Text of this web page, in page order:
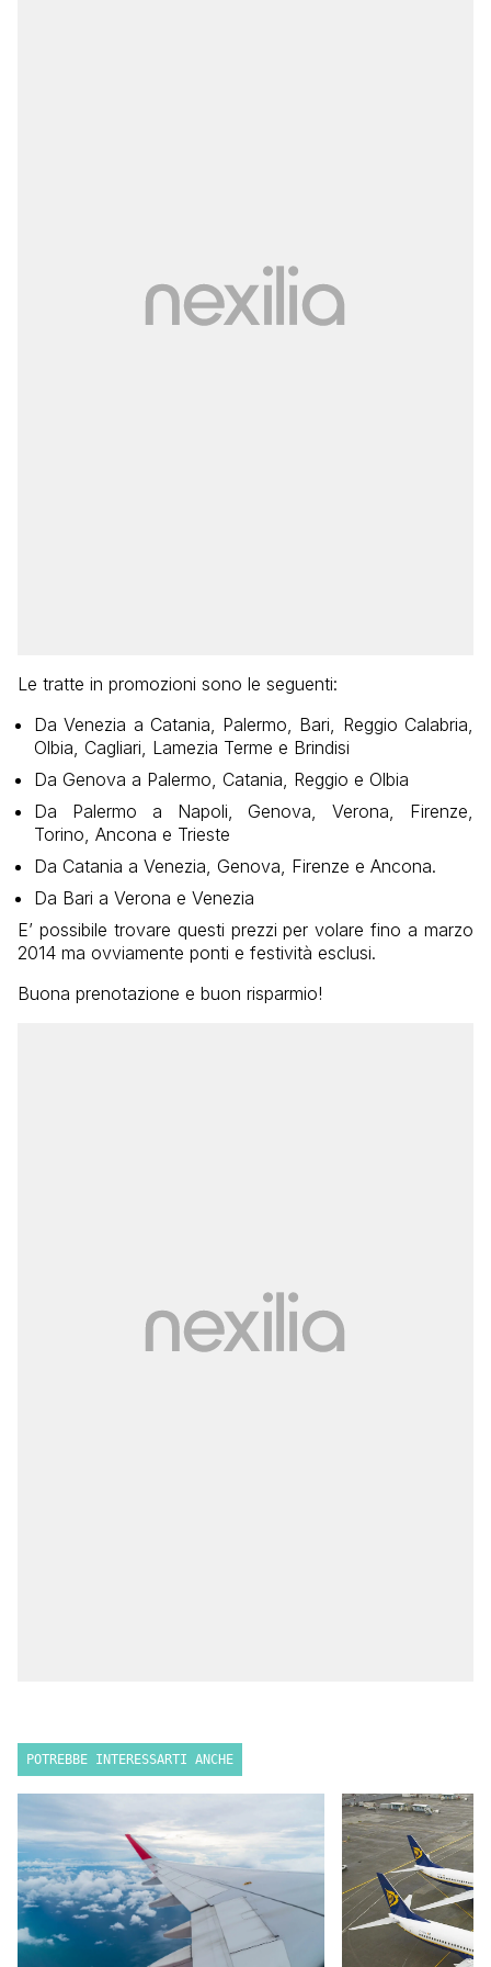
Le tratte in promozioni sono le seguenti:
Da Venezia a Catania, Palermo, Bari, Reggio Calabria,
Olbia, Cagliari, Lamezia Terme e Brindisi
Da Genova a Palermo, Catania, Reggio e Olbia
Da Palermo a Napoli, Genova, Verona, Firenze,
Torino, Ancona e Trieste
Da Catania a Venezia, Genova, Firenze e Ancona.
Da Bari a Verona e Venezia
E’ possibile trovare questi prezzi per volare fino a marzo
2014 ma ovviamente ponti e festività esclusi.
Buona prenotazione e buon risparmio!
POTREBBE INTERESSARTI ANCHE